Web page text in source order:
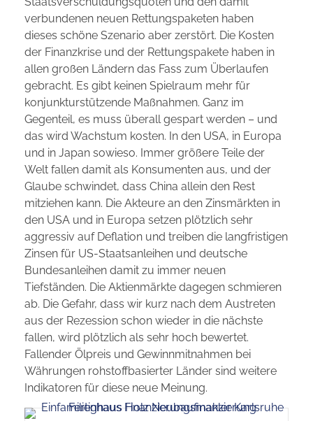
t
e
w
i
e
d
e
r
z
u
r
ü
c
k
verbundenen neuen Rettungspaketen haben
dieses schöne Szenario aber zerstört. Die Kosten
der Finanzkrise und der Rettungspakete haben in
allen großen Ländern das Fass zum Überlaufen
gebracht. Es gibt keinen Spielraum mehr für
konjunkturstützende Maßnahmen. Ganz im
Gegenteil, es muss überall gespart werden – und
das wird Wachstum kosten. In den USA, in Europa
und in Japan sowieso. Immer größere Teile der
Welt fallen damit als Konsumenten aus, und der
Glaube schwindet, dass China allein den Rest
mitziehen kann. Die Akteure an den Zinsmärkten in
den USA und in Europa setzen plötzlich sehr
aggressiv auf Deflation und treiben die langfristigen
Zinsen für US-Staatsanleihen und deutsche
Bundesanleihen damit zu immer neuen
Tiefständen. Die Aktienmärkte dagegen schmieren
ab. Die Gefahr, dass wir kurz nach dem Austreten
aus der Rezession schon wieder in die nächste
fallen, wird plötzlich als sehr hoch bewertet.
Fallender Ölpreis und Gewinnmitnahmen bei
Währungen rohstoffbasierter Länder sind weitere
Indikatoren für diese neue Meinung.